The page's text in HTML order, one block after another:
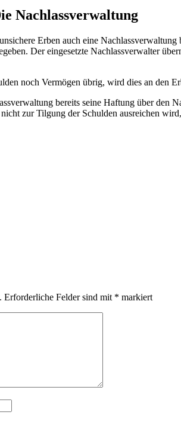
Nachlassverwaltung
Erben auch eine
Der eingesetzte Nachlassverwalter
noch Vermögen übrig, wird dies an den
bereits seine Haftung über den
zur Tilgung der Schulden ausreichen
Erforderliche Felder sind mit * markiert